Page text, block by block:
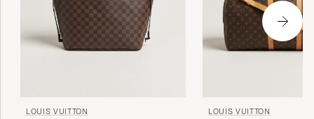
LOUIS VUITTON LOUIS VUITTON